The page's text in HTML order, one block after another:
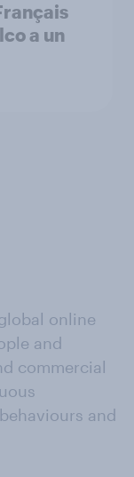
a un
online
and
commercial
and